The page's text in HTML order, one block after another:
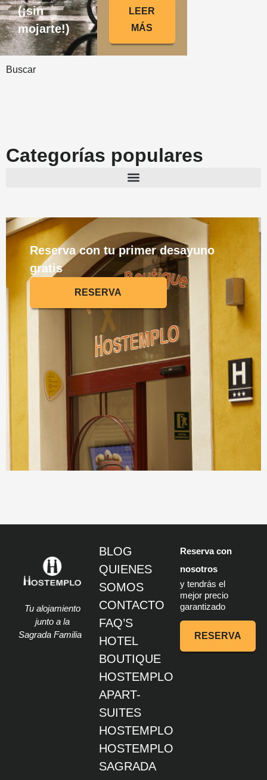
(¡sin
mojarte!)
LEER
MÁS
Buscar
Categorías populares
Reserva con tu primer desayuno
gratis
RESERVA
Tu alojamiento
junto a la
Sagrada Familia
BLOG
QUIENES
SOMOS
CONTACTO
FAQ’S
HOTEL
BOUTIQUE
HOSTEMPLO
APART-
SUITES
HOSTEMPLO
HOSTEMPLO
SAGRADA
Reserva con
nosotros
y tendrás el
mejor precio
garantizado
RESERVA